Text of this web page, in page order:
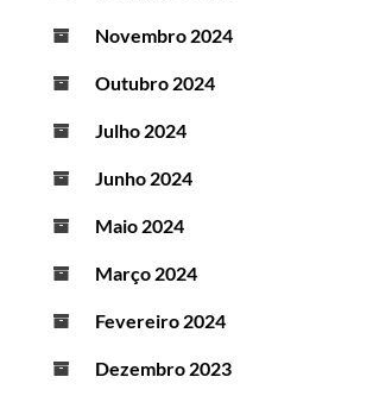
Novembro 2024
Outubro 2024
Julho 2024
Junho 2024
Maio 2024
Março 2024
Fevereiro 2024
Dezembro 2023